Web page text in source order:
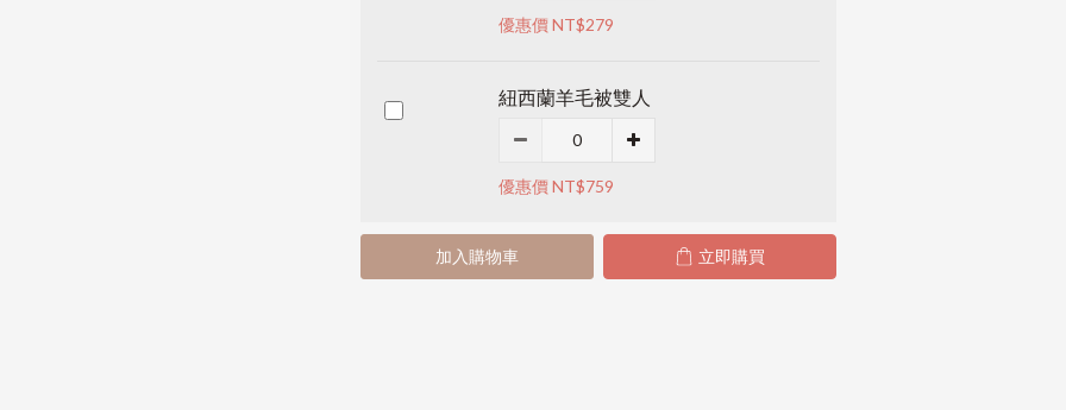
優惠價 NT$279
紐西蘭羊毛被雙人
優惠價 NT$759
加入購物車 立即購買